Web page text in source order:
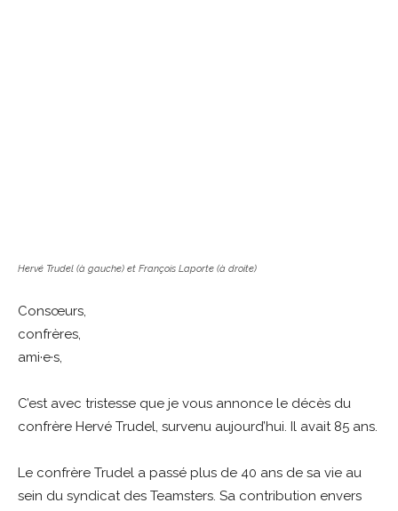
Hervé Trudel (à gauche) et François Laporte (à droite)
Consœurs,
confrères,
ami·e·s,
C’est avec tristesse que je vous annonce le décès du
confrère Hervé Trudel, survenu aujourd’hui. Il avait 85 ans.
Le confrère Trudel a passé plus de 40 ans de sa vie au
sein du syndicat des Teamsters. Sa contribution envers